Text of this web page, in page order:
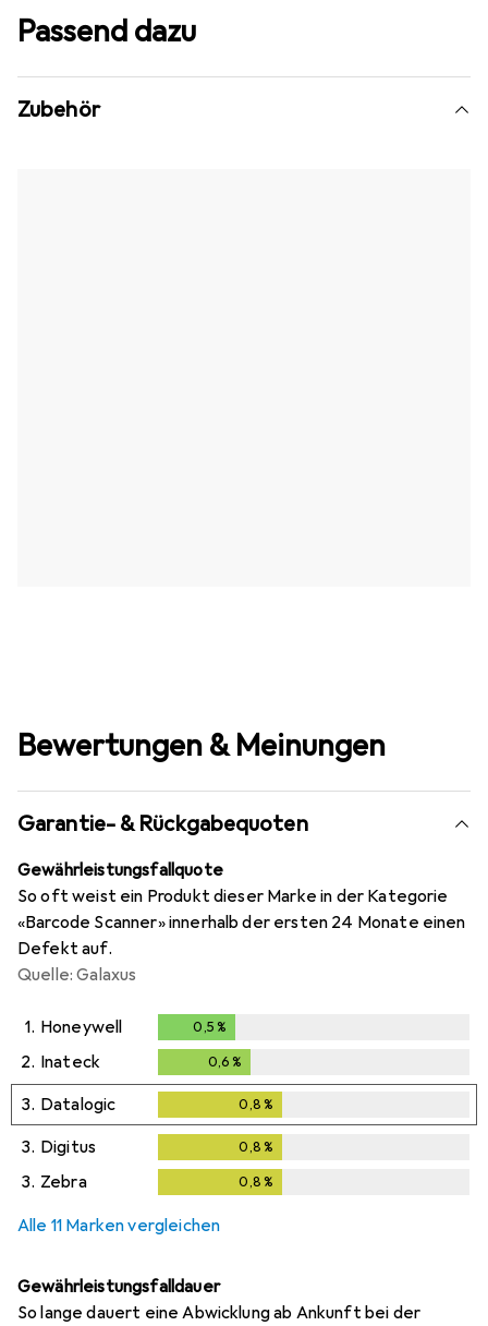
Passend dazu
Zubehör
Bewertungen & Meinungen
Garantie- & Rückgabequoten
Gewährleistungsfallquote
So oft weist ein Produkt dieser Marke in der Kategorie
«Barcode Scanner» innerhalb der ersten 24 Monate einen
Defekt auf.
Quelle: Galaxus
1. Honeywell 0,5 %
2. Inateck 0,6 %
3. Datalogic 0,8 %
3. Digitus 0,8 %
3. Zebra 0,8 %
Alle 11 Marken vergleichen
Gewährleistungsfalldauer
So lange dauert eine Abwicklung ab Ankunft bei der